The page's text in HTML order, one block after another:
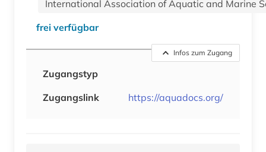
International Association of Aquatic and Marine
frei verfügbar
Infos zum Zugang
Zugangstyp
Zugangslink
https://aquadocs.org/